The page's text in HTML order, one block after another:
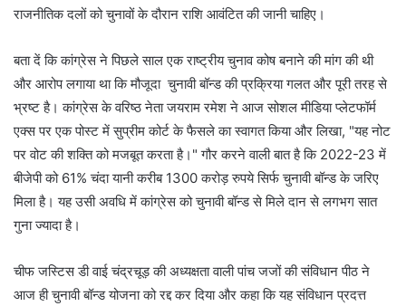
राजनीतिक दलों को चुनावों के दौरान राशि आवंटित की जानी चाहिए।
बता दें कि कांग्रेस ने पिछले साल एक राष्ट्रीय चुनाव कोष बनाने की मांग की थी
और आरोप लगाया था कि मौजूदा चुनावी बॉन्ड की प्रक्रिया गलत और पूरी तरह से
भ्रष्ट है। कांग्रेस के वरिष्ठ नेता जयराम रमेश ने आज सोशल मीडिया प्लेटफॉर्म
एक्स पर एक पोस्ट में सुप्रीम कोर्ट के फैसले का स्वागत किया और लिखा, "यह नोट
पर वोट की शक्ति को मजबूत करता है।" गौर करने वाली बात है कि 2022-23 में
बीजेपी को 61% चंदा यानी करीब 1300 करोड़ रुपये सिर्फ चुनावी बॉन्ड के जरिए
मिला है। यह उसी अवधि में कांग्रेस को चुनावी बॉन्ड से मिले दान से लगभग सात
गुना ज्यादा है।
चीफ जस्टिस डी वाई चंद्रचूड़ की अध्यक्षता वाली पांच जजों की संविधान पीठ ने
आज ही चुनावी बॉन्ड योजना को रद्द कर दिया और कहा कि यह संविधान प्रदत्त